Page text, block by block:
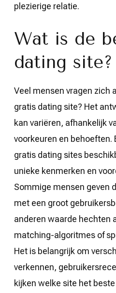
plezierige relatie.
Wat is de
dating site?
Veel mensen vragen zich
gratis dating site? Het
kan variëren, afhankelijk
voorkeuren en behoeften.
gratis dating sites
unieke kenmerken en
Sommige mensen geven
met een groot
anderen waarde hechten
matching-algoritmes of
Het is belangrijk om
verkennen,
kijken welke site het